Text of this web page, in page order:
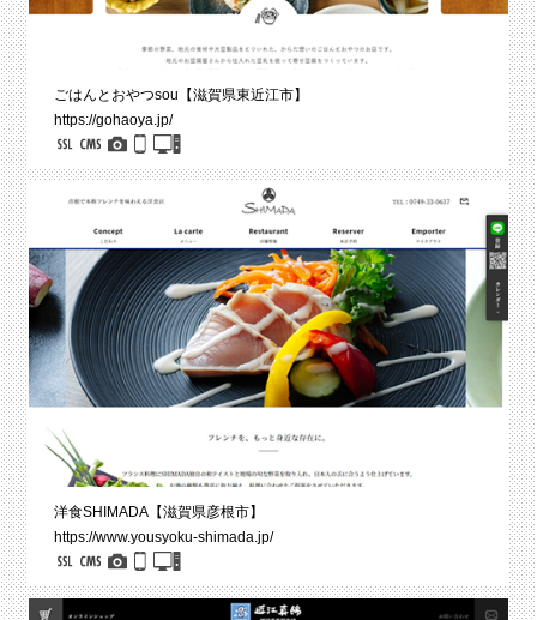
ごはんとおやつsou【滋賀県東近江市】
https://gohaoya.jp/
洋食SHIMADA【滋賀県彦根市】
https://www.yousyoku-shimada.jp/